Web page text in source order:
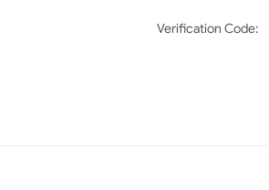
Verification Code: